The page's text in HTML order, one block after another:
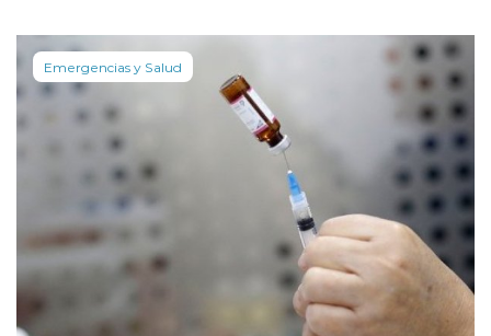
Emergencias y Salud